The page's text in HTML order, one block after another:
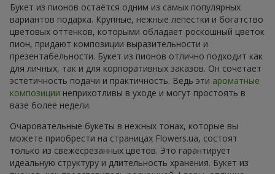
Букет из пионов остаётся одним из самых популярных
вариантов подарка. Крупные, нежные лепестки и богатство
цветовых оттенков, которыми обладает роскошный цветок
пион, придают композиции выразительности и
презентабельности. Букет из пионов отлично подходит как
для личных, так и для корпоративных заказов. Он сочетает
эстетичность подачи и практичность. Ведь эти ароматные
композиции неприхотливы в уходе и могут простоять в
вазе более недели.
Очаровательные букеты в нежных тонах, которые вы
можете приобрести на страницах Flowers.ua, состоят
только из свежесрезанных цветов. Это гарантирует
идеальную структуру и длительность хранения. Букет из